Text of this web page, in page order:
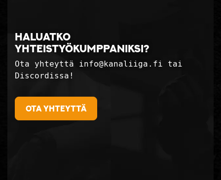
Haluatko
yhteistyökumppaniksi?
Ota yhteyttä info@kanaliiga.fi tai
Discordissa!
Ota yhteyttä